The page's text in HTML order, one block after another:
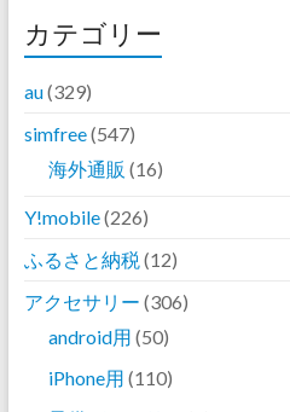
カテゴリー
au(329)
simfree(547)
海外通販 (16)
Y!mobile(226)
ふるさと納税(12)
アクセサリー (306)
android用 (50)
iPhone用 (110)